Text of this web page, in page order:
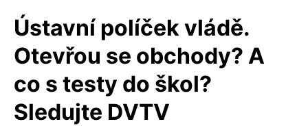
Ústavní políček vládě.
Otevřou se obchody? A
co s testy do škol?
Sledujte DVTV